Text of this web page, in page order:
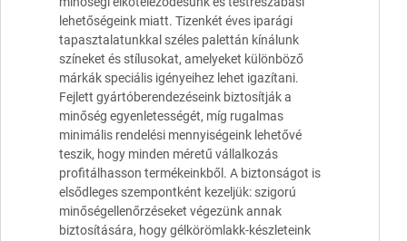
lehetőségeink miatt. Tizenkét éves iparági
tapasztalatunkkal széles palettán kínálunk
színeket és stílusokat, amelyeket különböző
márkák speciális igényeihez lehet igazítani.
Fejlett gyártóberendezéseink biztosítják a
minőség egyenletességét, míg rugalmas
minimális rendelési mennyiségeink lehetővé
teszik, hogy minden méretű vállalkozás
profitálhasson termékeinkből. A biztonságot is
elsődleges szempontként kezeljük: szigorú
minőségellenőrzéseket végezünk annak
biztosítására, hogy gélkörömlakk-készleteink